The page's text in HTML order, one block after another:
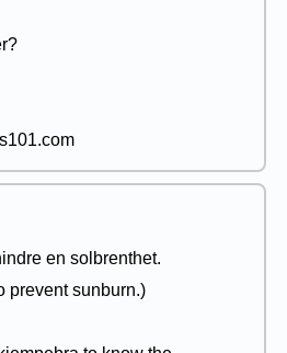
en solbrenthet.
prevent sunburn.)